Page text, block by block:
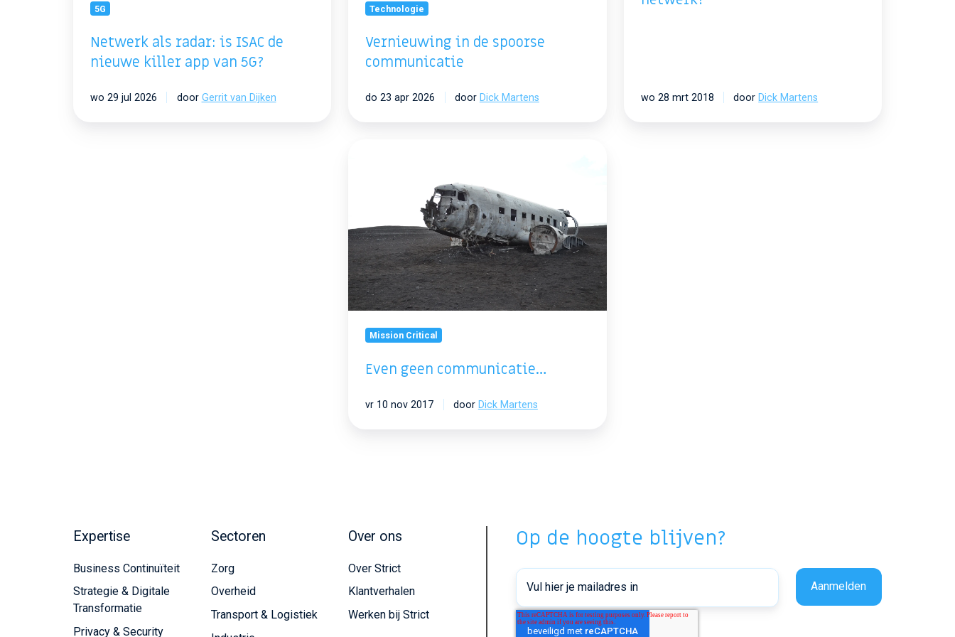
5G
Netwerk als radar: is ISAC de
nieuwe killer app van 5G?
wo 29 jul 2026 door Gerrit van Dijken
Technologie
Vernieuwing in de spoorse
communicatie
do 23 apr 2026 door Dick Martens wo 28 mrt 2018 door Dick Martens
Mission Critical
Even geen communicatie…
vr 10 nov 2017 door Dick Martens
Expertise
Business Continuïteit
Strategie & Digitale
Transformatie
Privacy & Security
Sectoren
Zorg
Overheid
Transport & Logistiek
Over ons
Over Strict
Klantverhalen
Werken bij Strict
Op de hoogte blijven?